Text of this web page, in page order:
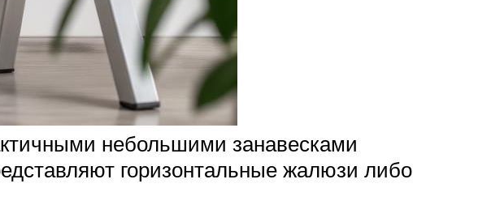
небольшими занавесками
горизонтальные жалюзи либо